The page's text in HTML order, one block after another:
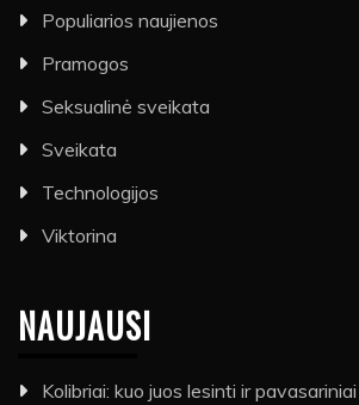
Populiarios naujienos
Pramogos
Seksualinė sveikata
Sveikata
Technologijos
Viktorina
NAUJAUSI
Kolibriai: kuo juos lesinti ir